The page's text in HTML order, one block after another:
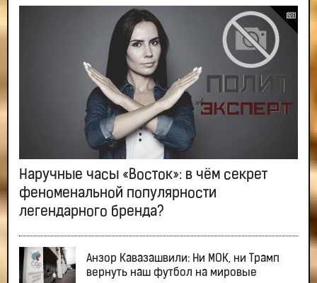
Наручные часы «Восток»: в чём секрет
феноменальной популярности
легендарного бренда?
Анзор Кавазашвили: Ни МОК, ни Трамп
вернуть наш футбол на мировые